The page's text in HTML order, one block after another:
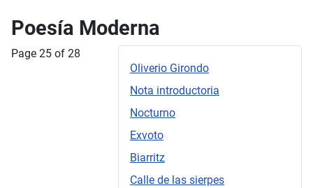
Poesía Moderna
Oliverio Girondo
Nota introductoria
Nocturno
Exvoto
Biarritz
Calle de las sierpes
Page 25 of 28